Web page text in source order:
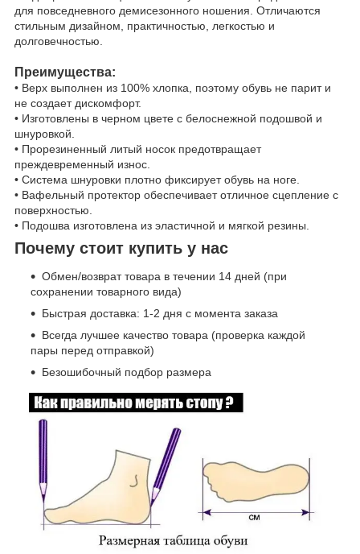
для повседневного демисезонного ношения. Отличаются
стильным дизайном, практичностью, легкостью и
долговечностью.
Преимущества:
• Верх выполнен из 100% хлопка, поэтому обувь не парит и
не создает дискомфорт.
• Изготовлены в черном цвете с белоснежной подошвой и
шнуровкой.
• Прорезиненный литый носок предотвращает
преждевременный износ.
• Система шнуровки плотно фиксирует обувь на ноге.
• Вафельный протектор обеспечивает отличное сцепление с
поверхностью.
• Подошва изготовлена из эластичной и мягкой резины.
Почему стоит купить у нас
Обмен/возврат товара в течении 14 дней (при
сохранении товарного вида)
Быстрая доставка: 1-2 дня с момента заказа
Всегда лучшее качество товара (проверка каждой
пары перед отправкой)
Безошибочный подбор размера